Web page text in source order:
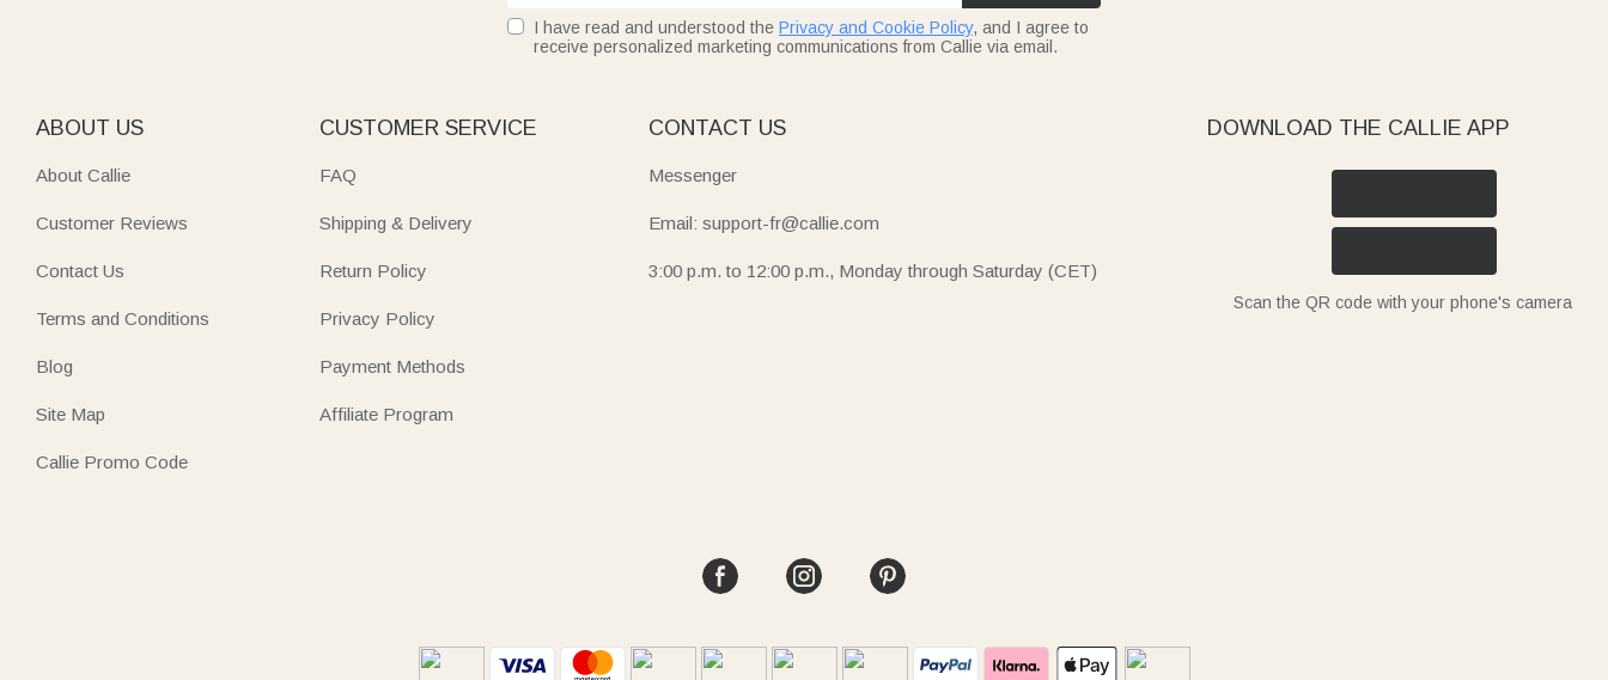
I have read and understood the Privacy and Cookie Policy, and I agree to
receive personalized marketing communications from Callie via email.
ABOUT US
About Callie
Customer Reviews
Contact Us
Terms and Conditions
Blog
Site Map
Callie Promo Code
CUSTOMER SERVICE
FAQ
Shipping & Delivery
Return Policy
Privacy Policy
Payment Methods
Affiliate Program
CONTACT US
Messenger
Email: support-fr@callie.com
3:00 p.m. to 12:00 p.m., Monday through Saturday (CET)
DOWNLOAD THE CALLIE APP
Scan the QR code with your phone's camera